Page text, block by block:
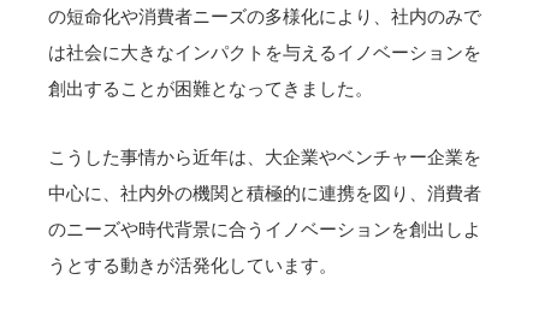
の短命化や消費者ニーズの多様化により、社内のみで
は社会に大きなインパクトを与えるイノベーションを
創出することが困難となってきました。
こうした事情から近年は、大企業やベンチャー企業を
中心に、社内外の機関と積極的に連携を図り、消費者
のニーズや時代背景に合うイノベーションを創出しよ
うとする動きが活発化しています。